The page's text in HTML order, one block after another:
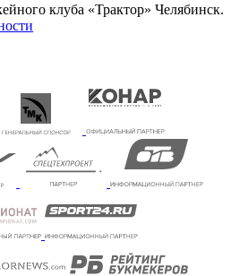
клуба «Трактор» Челябинск.